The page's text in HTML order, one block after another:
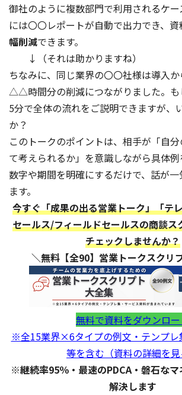
御社のように複数部門で利用されるケ
には〇〇レポートが自動で出力でき、
幅削減できます。
↓（それは助かりますね）
ちなみに、同じ業界の〇〇社様は導入
△△時間分の削減につながりました。も
5分で全体の流れをご説明できますが、
か？
このトークのポイントは、相手が「自
て考えられるか」を意識しながら具体例
数字や期間を明確にするだけで、話が
ます。
今すぐ「成果の出る営業トーク」「テ
セールス/フィールドセールスの商談ス
チェックしませんか？
＼無料【全90】営業トークスクリ
無料で資料をダウンロー
※全15業界×6タイプの例文・テンプレ
等を含む（資料の詳細を見
※継続率95％・最速のPDCA・磐石な
解決します